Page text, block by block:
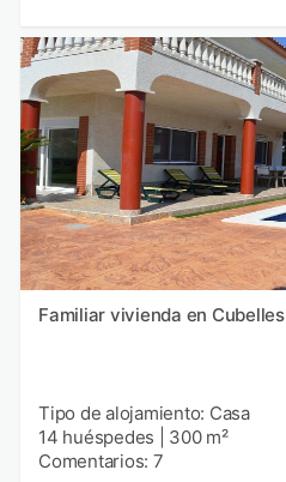
Familiar vivienda en Cubelles
Tipo de alojamiento: Casa
14 huéspedes
300 m²
Comentarios: 7